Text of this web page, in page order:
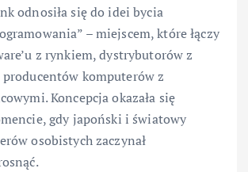
odnosiła się do idei bycia
– miejscem, które łączy
z rynkiem, dystrybutorów z
producentów komputerów z
Koncepcja okazała się
gdy japoński i światowy
osobistych zaczynał